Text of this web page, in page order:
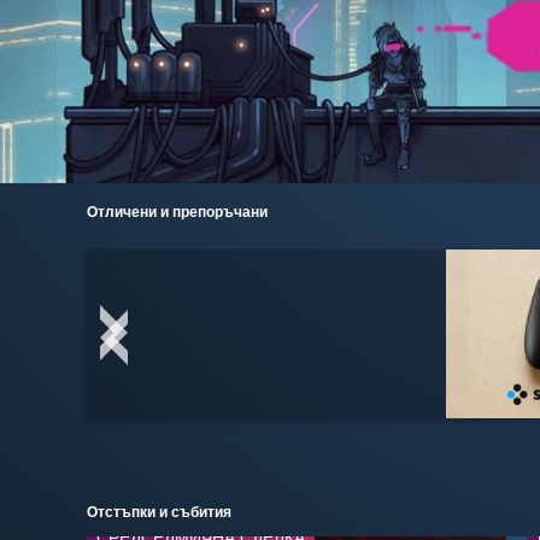
Отличени и препоръчани
Отстъпки и събития